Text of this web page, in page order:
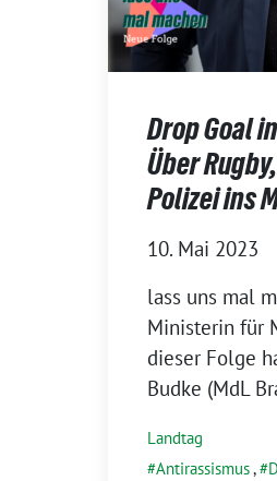
Drop Goal
Über
Polizei ins
10. Mai 2023
lass uns mal
Ministerin für
dieser Folge
Budke (MdL
Landtag
Antirassismus,